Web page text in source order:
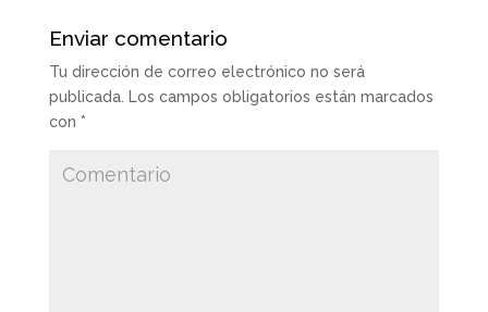
Enviar comentario
Tu dirección de correo electrónico no será
publicada. Los campos obligatorios están marcados
con *